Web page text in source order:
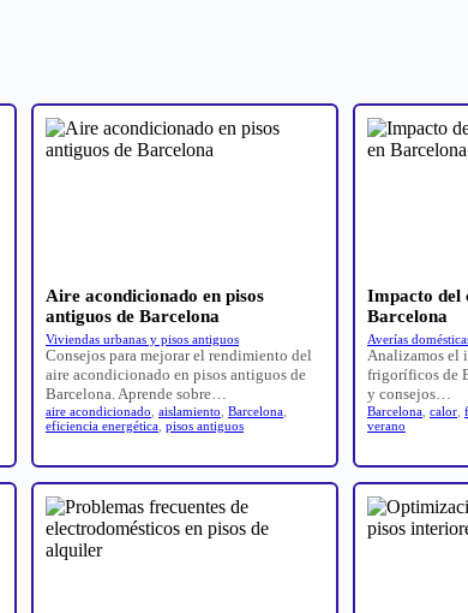
Aire acondicionado en pisos
antiguos de Barcelona
Viviendas urbanas y pisos antiguos
Consejos para mejorar el rendimiento del
aire acondicionado en pisos antiguos de
Barcelona. Aprende sobre…
aire acondicionado aislamiento Barcelona
eficiencia energética pisos antiguos
Impacto del
Barcelona
Averías
Analizamos el
frigoríficos de
y consejos…
Barcelona calor
verano